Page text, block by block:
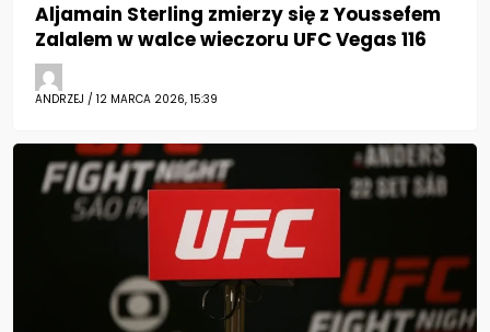
Aljamain Sterling zmierzy się z Youssefem
Zalalem w walce wieczoru UFC Vegas 116
ANDRZEJ / 12 MARCA 2026, 15:39